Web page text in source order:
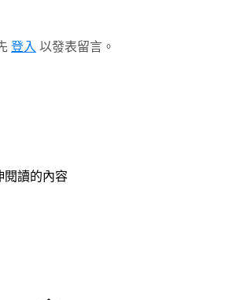
登入 以發表留言。
閱讀的內容